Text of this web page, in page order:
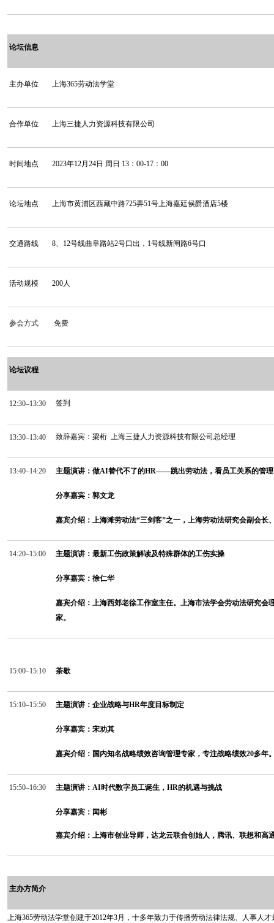
论坛信息
主办单位 上海365劳动法学堂
合作单位 上海三捷人力资源科技有限公司
时间地点 2023年12月24日 周日 13 ： 00-17 ： 00
论坛地点 上海市黄浦区西藏中路725弄51号上海嘉廷侯爵酒店5楼
交通路线 8 12号线曲阜路站2号口出， 1号线新闸路6号口
活动规模 200 人
参会方式 免费
论坛议程
12:30–13:30 签到
13:30–13:40 致辞嘉宾：梁桁 上海三捷人力资源科技有限公司总经理
13:40–14:20 主题演讲：做AI替代不了的HR——跳出劳动法，看员工关系的管理
分享嘉宾：郭文龙
嘉宾介绍：上海滩劳动法“三剑客”之一， 上海劳动法研究会副会长
14:20–15:00 主题演讲：最新工伤政策解读及特殊群体的工伤实操
分享嘉宾：徐仁华
嘉宾介绍：上海西郊老徐工作室主任。上海市法学会劳动法研究会
家。
15:00–15:10 茶歇
15:10–15:50 主题演讲：企业战略与HR年度目标制定
分享嘉宾：宋劝其
嘉宾介绍：国内知名战略绩效咨询管理专家，专注战略绩效20多年
15:50–16:30 主题演讲： AI时代数字员工诞生， HR的机遇与挑战
分享嘉宾：闻彬
嘉宾介绍：上海市创业导师，达龙云联合创始人，腾讯、联想和高
主办方简介
上海365劳动法学堂创建于2012年3月，十多年致力于传播劳动法律法规、人事人